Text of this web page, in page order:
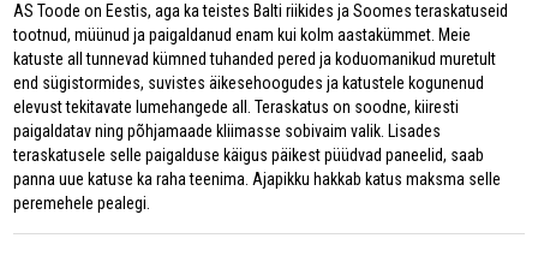
AS Toode on Eestis, aga ka teistes Balti riikides ja Soomes teraskatuseid
tootnud, müünud ja paigaldanud enam kui kolm aastakümmet. Meie
katuste all tunnevad kümned tuhanded pered ja koduomanikud muretult
end sügistormides, suvistes äikesehoogudes ja katustele kogunenud
elevust tekitavate lumehangede all. Teraskatus on soodne, kiiresti
paigaldatav ning põhjamaade kliimasse sobivaim valik. Lisades
teraskatusele selle paigalduse käigus päikest püüdvad paneelid, saab
panna uue katuse ka raha teenima. Ajapikku hakkab katus maksma selle
peremehele pealegi.